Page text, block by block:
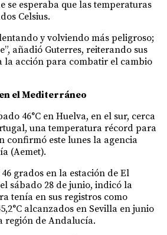
se esperaba que las temperaturas
Celsius.
y volviendo más peligroso;
añadió Guterres, reiterando sus
la acción para combatir el cambio
el Mediterráneo
46°C en Huelva, en el sur, cerca
una temperatura récord para
confirmó este lunes la agencia
(Aemet).
grados en la estación de El
sábado 28 de junio, indicó la
tenía en sus registros como
alcanzados en Sevilla en junio
región de Andalucía.